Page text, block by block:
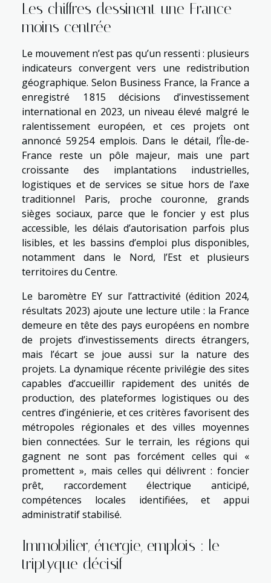
Les chiffres dessinent une France
moins centrée
Le mouvement n’est pas qu’un ressenti : plusieurs
indicateurs convergent vers une redistribution
géographique. Selon Business France, la France a
enregistré 1 815 décisions d’investissement
international en 2023, un niveau élevé malgré le
ralentissement européen, et ces projets ont
annoncé 59 254 emplois. Dans le détail, l’Île-de-
France reste un pôle majeur, mais une part
croissante des implantations industrielles,
logistiques et de services se situe hors de l’axe
traditionnel Paris, proche couronne, grands
sièges sociaux, parce que le foncier y est plus
accessible, les délais d’autorisation parfois plus
lisibles, et les bassins d’emploi plus disponibles,
notamment dans le Nord, l’Est et plusieurs
territoires du Centre.
Le baromètre EY sur l’attractivité (édition 2024,
résultats 2023) ajoute une lecture utile : la France
demeure en tête des pays européens en nombre
de projets d’investissements directs étrangers,
mais l’écart se joue aussi sur la nature des
projets. La dynamique récente privilégie des sites
capables d’accueillir rapidement des unités de
production, des plateformes logistiques ou des
centres d’ingénierie, et ces critères favorisent des
métropoles régionales et des villes moyennes
bien connectées. Sur le terrain, les régions qui
gagnent ne sont pas forcément celles qui «
promettent », mais celles qui délivrent : foncier
prêt, raccordement électrique anticipé,
compétences locales identifiées, et appui
administratif stabilisé.
Immobilier, énergie, emplois : le
triptyque décisif